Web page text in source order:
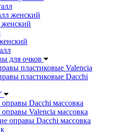
женский
женский
для очков
пластиковые Valencia
пластиковые Dacchi
Dacchi массовка
Valencia массовка
оправы Dacchi массовка